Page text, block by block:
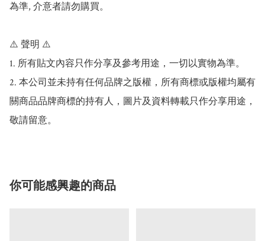
為準, 介意者請勿購買。
⚠️ 聲明 ⚠️
1. 所有貼文內容只作分享及參考用途，一切以實物為準。
2. 本公司並未持有任何品牌之版權，所有商標或版權均屬有
關商品品牌商標的持有人，圖片及資料轉載只作分享用途，
敬請留意。
你可能感興趣的商品